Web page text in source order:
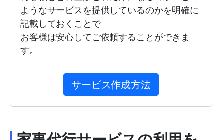
ようなサービスを提供しているのかを明確に
記載しておくことで
お客様は安心してご依頼することができま
す。
サービス作成方法